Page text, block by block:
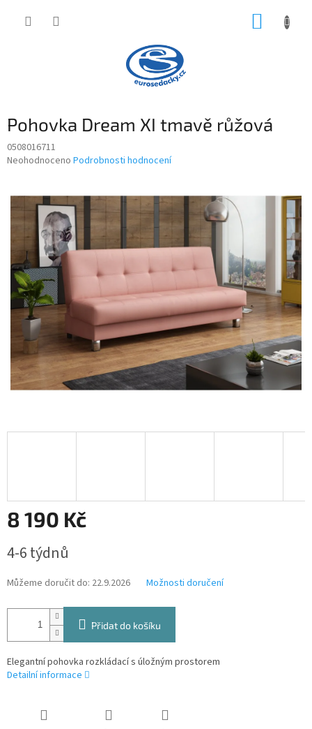
Pohovka Dream XI tmavě růžová
0508016711
Průměrné
je
0,0
hvězdiček.
Neohodnoceno Podrobnosti hodnocení
8 190 Kč
cena:
4-6 týdnů
Můžeme doručit do: 22.9.2026 Možnosti doručení
Přidat do košíku
Elegantní pohovka rozkládací s úložným prostorem
Detailní informace